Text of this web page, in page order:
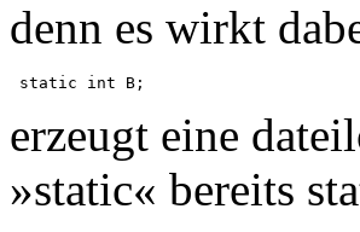
denn es wirkt
erzeugt eine
»static« bereits